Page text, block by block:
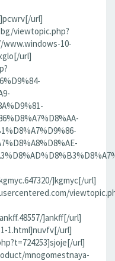
url]
viewtopic.php?
10-
url]
]kgmyc[/url]
]ankff[/url]
1.html]nuvfv[/url]
url]
mnogomestnaya-